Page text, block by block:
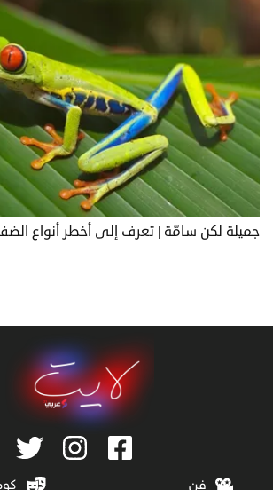
جميلة لكن سامّة | تعرف إلى أخطر أنواع
فن